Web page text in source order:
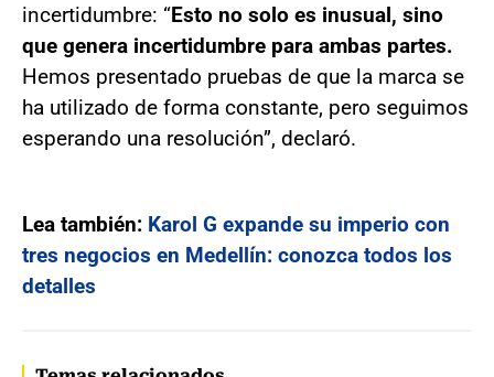
incertidumbre: “Esto no solo es inusual, sino
que genera incertidumbre para ambas partes.
Hemos presentado pruebas de que la marca se
ha utilizado de forma constante, pero seguimos
esperando una resolución”, declaró.
Lea también: Karol G expande su imperio con
tres negocios en Medellín: conozca todos los
detalles